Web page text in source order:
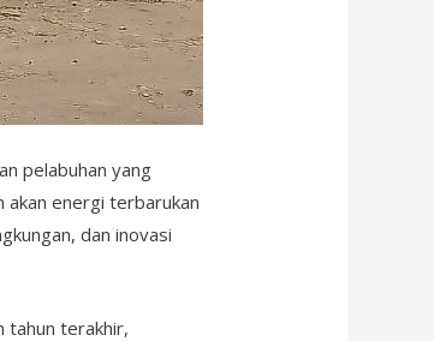
pelabuhan yang
akan energi terbarukan
dan inovasi
tahun terakhir,